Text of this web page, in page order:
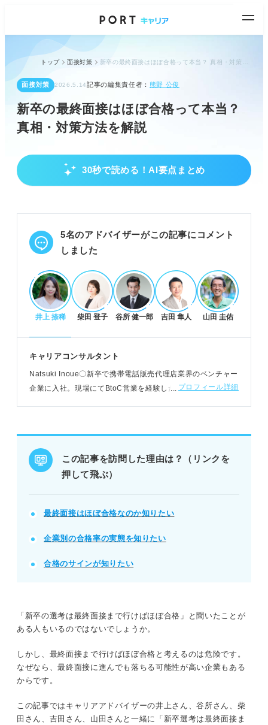
トップ 面接対策
面接対策 2026.5.14記事の編集責任者： 熊野 公俊
新卒の最終面接はほぼ合格って本当？
真相・対策方法を解説
30秒で読める！AI要点まとめ
新卒の最終面接の合格可能性と実態
POINT：合格率は50%前後だが、企業特性で大きく
変動する。
合格率が高い最終面接の特徴
企業理念や社風への共感度が高いと評価される。
入社後の働き方や会社の魅力に関する話題が多い。
POINT：入社への意欲や覚悟、人柄や価値観の一致
が重視される。
会社のビジョンと価値観へのマッチ度をアピールす
る。
記事の該当箇所を見る
なる
るポイント
※AIの特性上、間違いが含まれている場合があります。記事本文
と併せてご確認ください。
5名のアドバイザーがこの記事にコメント
しました
井上 捺稀 柴田 登子 谷所 健一郎 吉田 隼人 山田 圭佑
キャリアコンサルタント
Natsuki Inoue〇新卒で携帯電話販売代理店業界のベンチャー
企業に入社。現場にてBtoC営業を経験した後、人事部では新
プロフィール詳細
この記事を訪問した理由は？（リンクを
押して飛ぶ）
最終面接はほぼ合格なのか知りたい
企業別の合格率の実態を知りたい
合格のサインが知りたい
「新卒の選考は最終面接まで行けばほぼ合格」と聞いたことが
ある人もいるのではないでしょうか。
しかし、最終面接まで行けばほぼ合格と考えるのは危険です。
なぜなら、最終面接に進んでも落ちる可能性が高い企業もある
からです。
この記事ではキャリアアドバイザーの井上さん、谷所さん、柴
田さん、吉田さん、山田さんと一緒に「新卒選考は最終面接ま